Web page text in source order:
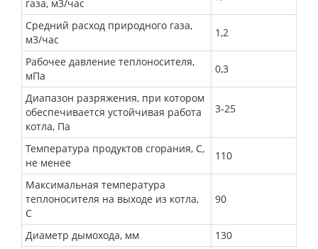
газа, м3/час
Средний расход природного газа,
м3/час
1,2
Рабочее давление теплоносителя,
мПа
0,3
Диапазон разряжения, при котором
обеспечивается устойчивая работа
котла, Па
3-25
Температура продуктов сгорания, С,
не менее
110
Максимальная температура
теплоносителя на выходе из котла,
С
90
Диаметр дымохода, мм
130